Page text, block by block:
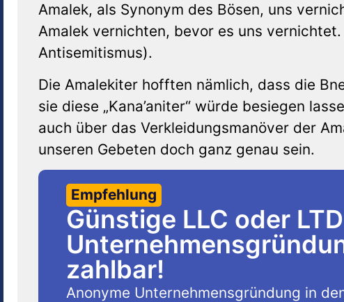
Amalek, als Synonym des Bösen, uns
Amalek vernichten, bevor es uns
Antisemitismus).
Die Amalekiter hofften nämlich, dass die
sie diese „Kana’aniter“ würde besiegen
auch über das Verkleidungsmanöver der
unseren Gebeten doch ganz genau sein.
Empfehlung
Günstige LLC oder LTD
zahlbar!
Anonyme Unternehmensgründung in